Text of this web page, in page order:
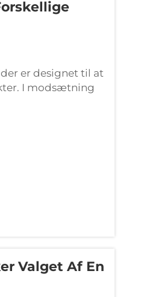
er designet til at
I modsætning
stiller
Valget Af En